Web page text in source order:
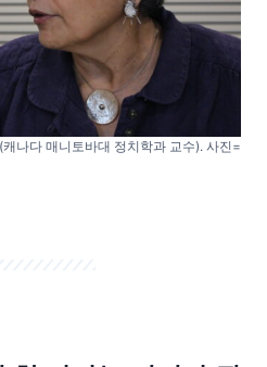
나다 매니토바대 정치학과 교수). 사진=